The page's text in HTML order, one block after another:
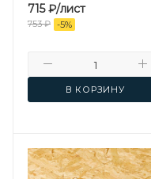
715₽/лист
753₽ -5%
В КОРЗИНУ